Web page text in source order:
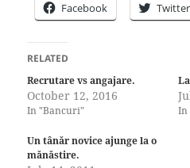
Facebook Twitter
RELATED
Recrutare vs angajare.
October 12, 2016
In "Bancuri" In
Un tânăr novice ajunge la o
mănăstire.